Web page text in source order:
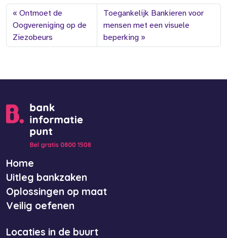
Ontmoet de
Oogvereniging op de
Ziezobeurs
Toegankelijk Bankieren voor
mensen met een visuele
beperking
Home
Uitleg bankzaken
Oplossingen op maat
Veilig oefenen
Locaties in de buurt